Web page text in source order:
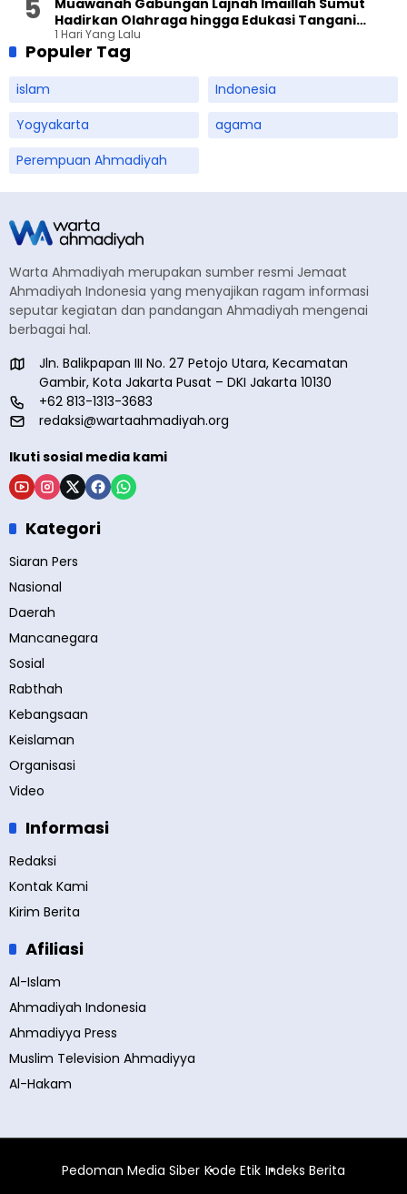
Muawanah Gabungan Lajnah Imaillah Sumut
Hadirkan Olahraga hingga Edukasi Tangani
Sampah
1 Hari Yang Lalu
Populer Tag
islam
Indonesia
Yogyakarta
agama
Perempuan Ahmadiyah
Warta Ahmadiyah merupakan sumber resmi Jemaat
Ahmadiyah Indonesia yang menyajikan ragam informasi
seputar kegiatan dan pandangan Ahmadiyah mengenai
berbagai hal.
Jln. Balikpapan III No. 27 Petojo Utara, Kecamatan
Gambir, Kota Jakarta Pusat – DKI Jakarta 10130
+62 813-1313-3683
redaksi@wartaahmadiyah.org
Ikuti sosial media kami
Kategori
Siaran Pers
Nasional
Daerah
Mancanegara
Sosial
Rabthah
Kebangsaan
Keislaman
Organisasi
Video
Informasi
Redaksi
Kontak Kami
Kirim Berita
Afiliasi
Al-Islam
Ahmadiyah Indonesia
Ahmadiyya Press
Muslim Television Ahmadiyya
Al-Hakam
Pedoman Media Siber Kode Etik Indeks Berita